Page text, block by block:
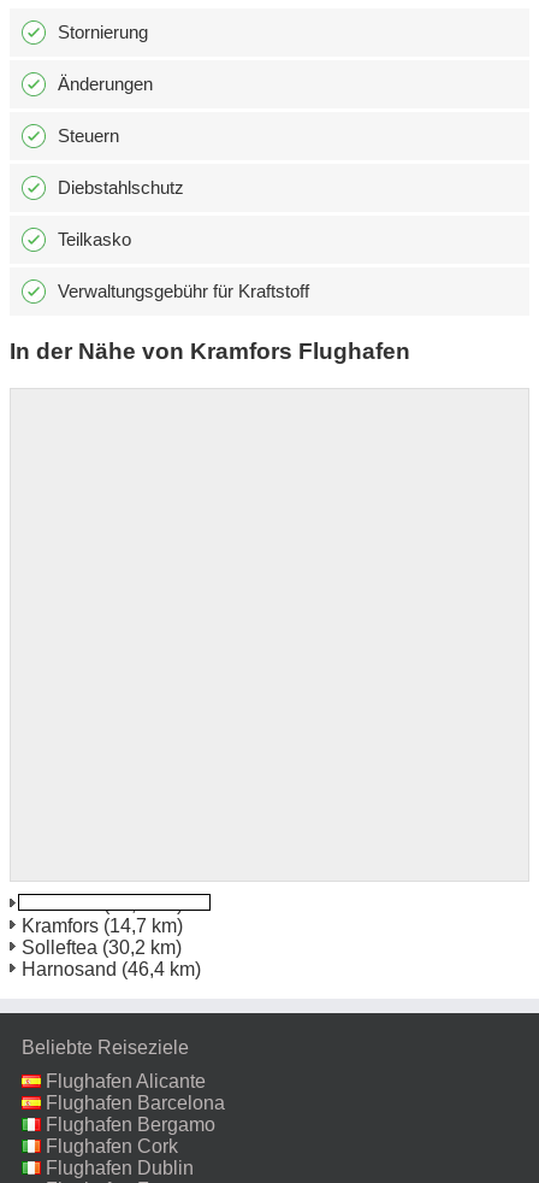
Stornierung
Änderungen
Steuern
Diebstahlschutz
Teilkasko
Verwaltungsgebühr für Kraftstoff
In der Nähe von Kramfors Flughafen
Kramfors (14,7 km)
Solleftea (30,2 km)
Harnosand (46,4 km)
Beliebte Reiseziele
Flughafen Alicante
Flughafen Barcelona
Flughafen Bergamo
Flughafen Cork
Flughafen Dublin